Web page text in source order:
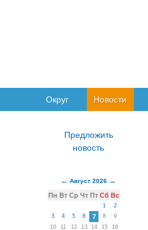
Округ Новости
Август 2026
Пн Вт Ср Чт Пт Сб Вс
1
2
3
4 5 6 7 8
9
10
11 12 13 14 15
16